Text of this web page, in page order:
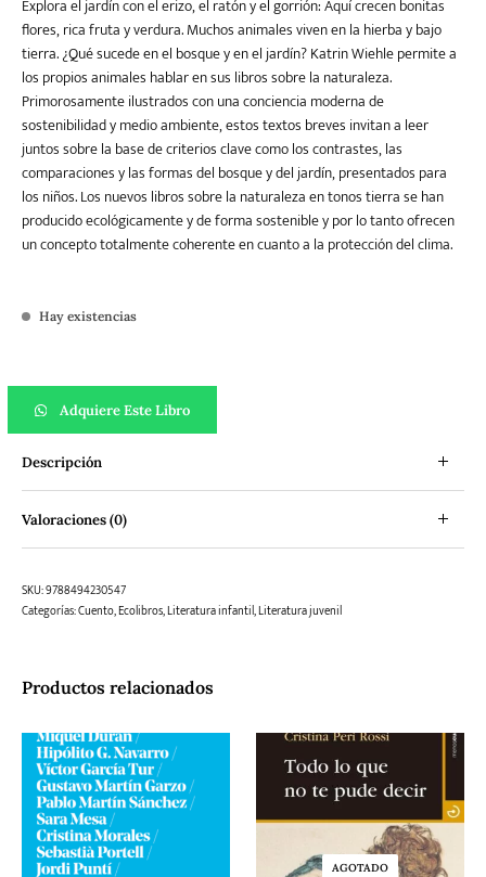
Explora el jardín con el erizo, el ratón y el gorrión: Aquí crecen bonitas
flores, rica fruta y verdura. Muchos animales viven en la hierba y bajo
tierra. ¿Qué sucede en el bosque y en el jardín? Katrin Wiehle permite a
los propios animales hablar en sus libros sobre la naturaleza.
Primorosamente ilustrados con una conciencia moderna de
sostenibilidad y medio ambiente, estos textos breves invitan a leer
juntos sobre la base de criterios clave como los contrastes, las
comparaciones y las formas del bosque y del jardín, presentados para
los niños. Los nuevos libros sobre la naturaleza en tonos tierra se han
producido ecológicamente y de forma sostenible y por lo tanto ofrecen
un concepto totalmente coherente en cuanto a la protección del clima.
Hay existencias
Adquiere Este Libro
Descripción
Valoraciones (0)
SKU:9788494230547
Categorías:Cuento,Ecolibros,Literatura infantil,Literatura juvenil
Productos relacionados
AGOTADO